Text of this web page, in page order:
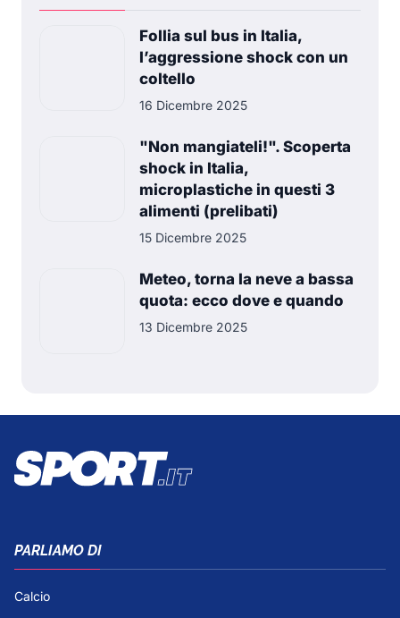
Follia sul bus in Italia,
l’aggressione shock con un
coltello
16 Dicembre 2025
"Non mangiateli!". Scoperta
shock in Italia,
microplastiche in questi 3
alimenti (prelibati)
15 Dicembre 2025
Meteo, torna la neve a bassa
quota: ecco dove e quando
13 Dicembre 2025
PARLIAMO DI
Calcio